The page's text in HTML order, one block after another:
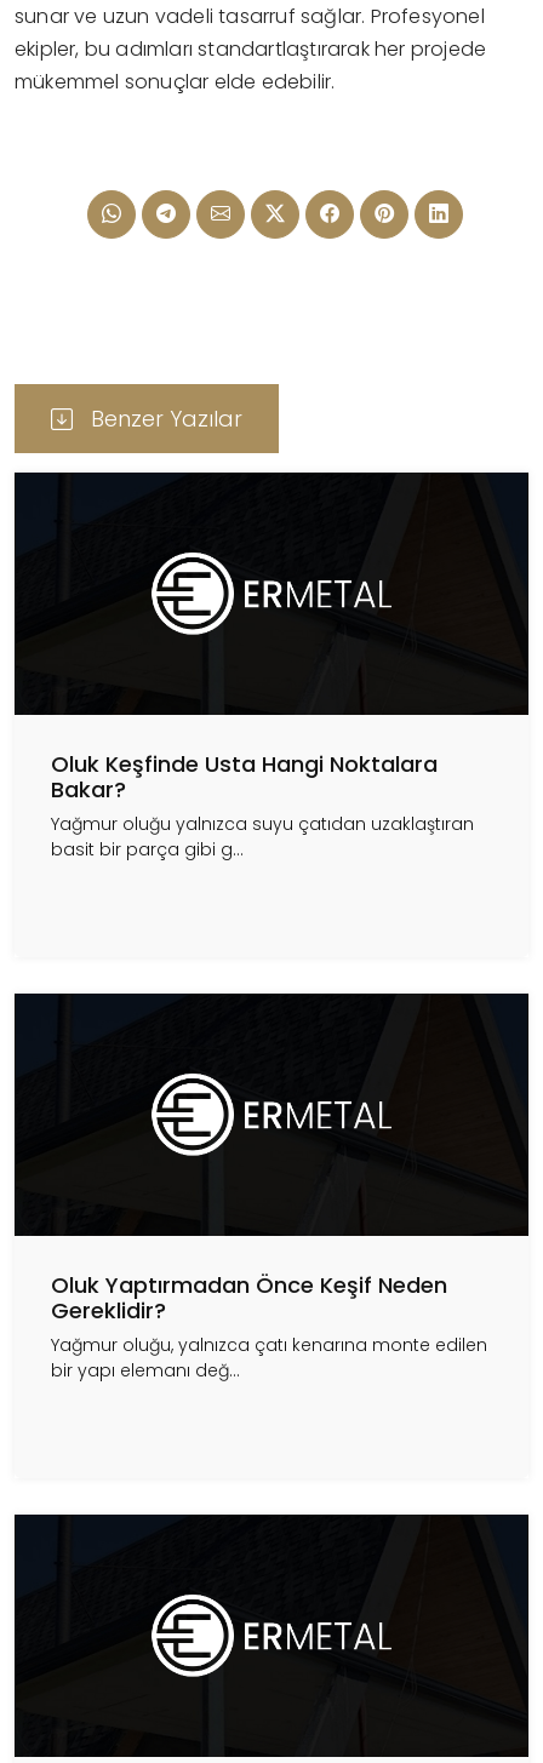
sunar ve uzun vadeli tasarruf sağlar. Profesyonel
ekipler, bu adımları standartlaştırarak her projede
mükemmel sonuçlar elde edebilir.
Benzer Yazılar
Oluk Keşfinde Usta Hangi Noktalara
Bakar?
Yağmur oluğu yalnızca suyu çatıdan uzaklaştıran
basit bir parça gibi g...
Oluk Yaptırmadan Önce Keşif Neden
Gereklidir?
Yağmur oluğu, yalnızca çatı kenarına monte edilen
bir yapı elemanı değ...